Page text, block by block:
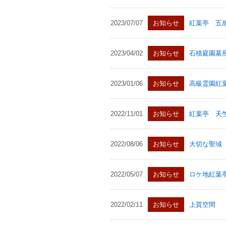
2023/07/07 お知らせ 紅葉亭 五
2023/04/02 お知らせ 石積庭園墓
2023/01/06 お知らせ 高級霊園紅
2022/11/01 お知らせ 紅葉亭 天
2022/08/06 お知らせ 大切な聖域
2022/05/07 お知らせ ロケ地紅葉
2022/02/11 お知らせ 上質空間